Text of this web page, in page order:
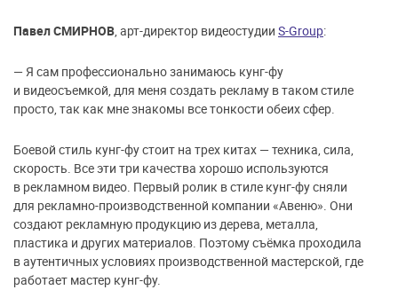
Павел СМИРНОВ, арт-директор видеостудии S-Group:
— Я сам профессионально занимаюсь кунг-фу
и видеосъемкой, для меня создать рекламу в таком стиле
просто, так как мне знакомы все тонкости обеих сфер.
Боевой стиль кунг-фу стоит на трех китах — техника, сила,
скорость. Все эти три качества хорошо используются
в рекламном видео. Первый ролик в стиле кунг-фу сняли
для рекламно-производственной компании «Авеню». Они
создают рекламную продукцию из дерева, металла,
пластика и других материалов. Поэтому съёмка проходила
в аутентичных условиях производственной мастерской, где
работает мастер кунг-фу.